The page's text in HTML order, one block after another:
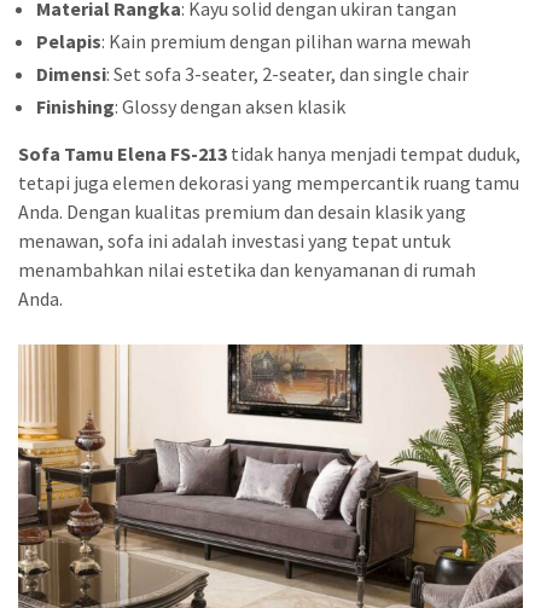
Material Rangka: Kayu solid dengan ukiran tangan
Pelapis: Kain premium dengan pilihan warna mewah
Dimensi: Set sofa 3-seater, 2-seater, dan single chair
Finishing: Glossy dengan aksen klasik
Sofa Tamu Elena FS-213 tidak hanya menjadi tempat duduk,
tetapi juga elemen dekorasi yang mempercantik ruang tamu
Anda. Dengan kualitas premium dan desain klasik yang
menawan, sofa ini adalah investasi yang tepat untuk
menambahkan nilai estetika dan kenyamanan di rumah
Anda.